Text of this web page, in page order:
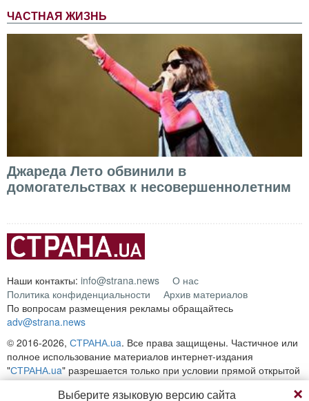
ЧАСТНАЯ ЖИЗНЬ
Джареда Лето обвинили в
домогательствах к несовершеннолетним
Наши контакты: info@strana.news
О нас
Политика конфиденциальности
Архив материалов
По вопросам размещения рекламы обращайтесь
adv@strana.news
© 2016-2026, СТРАНА.ua. Все права защищены. Частичное или
полное использование материалов интернет-издания
"СТРАНА.ua" разрешается только при условии прямой открытой
для поисковых систем гиперссылки на непосредственный адрес
материала на сайтеstrana.ua
Выберите языковую версию сайта